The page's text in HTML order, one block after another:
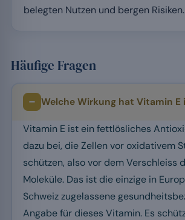
belegten Nutzen und bergen Risiken.
Häufige Fragen
Welche Wirkung hat Vitamin E
Vitamin E ist ein fettlösliches
dazu bei, die Zellen vor oxidativem
schützen, also vor dem Verschleiss
Moleküle. Das ist die einzige in
Schweiz zugelassene
Angabe für dieses Vitamin. Es